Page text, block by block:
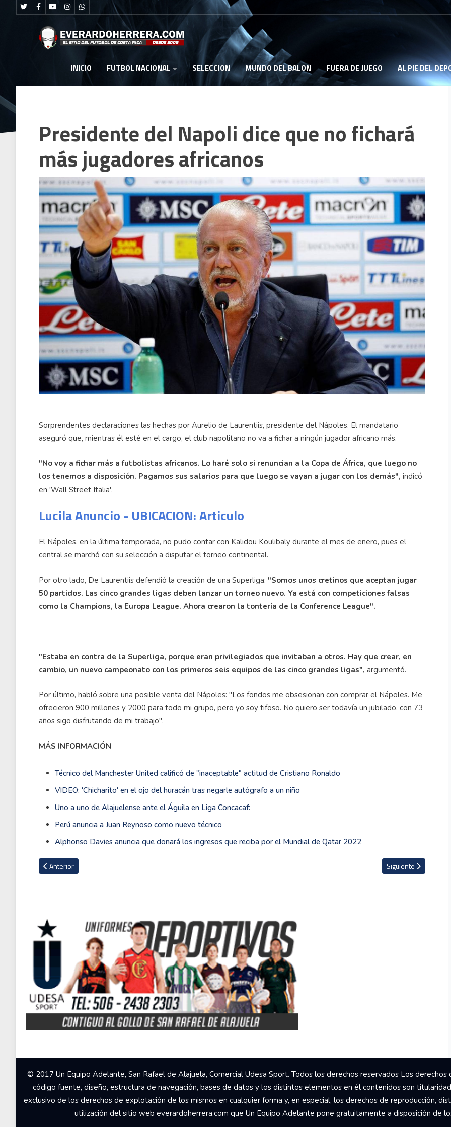
INICIO FUTBOL NACIONAL SELECCION MUNDO DEL BALON FUERA DE JUEGO AL PIE DEL
Presidente del Napoli dice que no fichará
más jugadores africanos
Sorprendentes declaraciones las hechas por Aurelio de Laurentiis, presidente del Nápoles. El mandatario
aseguró que, mientras él esté en el cargo, el club napolitano no va a fichar a ningún jugador africano más.
"No voy a fichar más a futbolistas africanos. Lo haré solo si renuncian a la Copa de África, que luego no
los tenemos a disposición. Pagamos sus salarios para que luego se vayan a jugar con los demás", indicó
en 'Wall Street Italia'.
Lucila Anuncio - UBICACION: Articulo
El Nápoles, en la última temporada, no pudo contar con Kalidou Koulibaly durante el mes de enero, pues el
central se marchó con su selección a disputar el torneo continental.
Por otro lado, De Laurentiis defendió la creación de una Superliga: "Somos unos cretinos que aceptan jugar
50 partidos. Las cinco grandes ligas deben lanzar un torneo nuevo. Ya está con competiciones falsas
como la Champions, la Europa League. Ahora crearon la tontería de la Conference League".
"Estaba en contra de la Superliga, porque eran privilegiados que invitaban a otros. Hay que crear, en
cambio, un nuevo campeonato con los primeros seis equipos de las cinco grandes ligas", argumentó.
Por último, habló sobre una posible venta del Nápoles: "Los fondos me obsesionan con comprar el Nápoles. Me
ofrecieron 900 millones y 2000 para todo mi grupo, pero yo soy tifoso. No quiero ser todavía un jubilado, con 73
años sigo disfrutando de mi trabajo".
MÁS INFORMACIÓN
Técnico del Manchester United calificó de "inaceptable" actitud de Cristiano Ronaldo
VIDEO: 'Chicharito' en el ojo del huracán tras negarle autógrafo a un niño
Uno a uno de Alajuelense ante el Águila en Liga Concacaf:
Perú anuncia a Juan Reynoso como nuevo técnico
Alphonso Davies anuncia que donará los ingresos que reciba por el Mundial de Qatar 2022
Artículo anterior: Pacific FC de Canadá golea y será rival de Herediano en la Liga Concacaf
Anterior Artículo siguiente:
Siguiente
© 2017 Un Equipo Adelante, San Rafael de Alajuela, Comercial Udesa Sport. Todos los derechos reservados Los
código fuente, diseño, estructura de navegación, bases de datos y los distintos elementos en él contenidos son
exclusivo de los derechos de explotación de los mismos en cualquier forma y, en especial, los derechos de reproducción,
utilización del sitio web everardoherrera.com que Un Equipo Adelante pone gratuitamente a disposición de